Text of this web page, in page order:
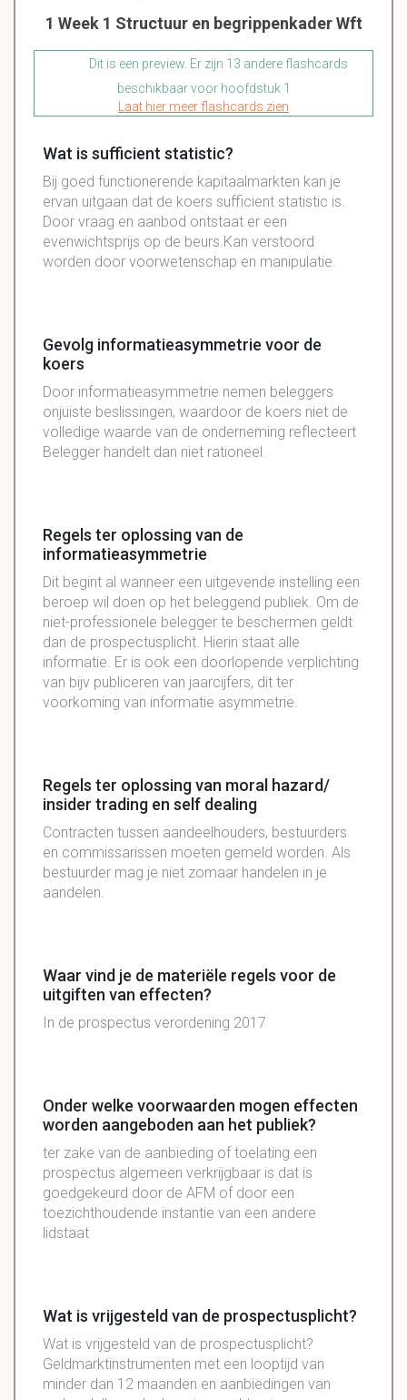
1 Week 1 Structuur en begrippenkader Wft
Dit is een preview. Er zijn 13 andere flashcards
beschikbaar voor hoofdstuk 1
Laat hier meer flashcards zien
Wat is sufficient statistic?
Bij goed functionerende kapitaalmarkten kan je
ervan uitgaan dat de koers sufficient statistic is.
Door vraag en aanbod ontstaat er een
evenwichtsprijs op de beurs.Kan verstoord
worden door voorwetenschap en manipulatie.
Gevolg informatieasymmetrie voor de
koers
Door informatieasymmetrie nemen beleggers
onjuiste beslissingen, waardoor de koers niet de
volledige waarde van de onderneming reflecteert
Belegger handelt dan niet rationeel.
Regels ter oplossing van de
informatieasymmetrie
Dit begint al wanneer een uitgevende instelling een
beroep wil doen op het beleggend publiek. Om de
niet-professionele belegger te beschermen geldt
dan de prospectusplicht. Hierin staat alle
informatie. Er is ook een doorlopende verplichting
van bijv publiceren van jaarcijfers, dit ter
voorkoming van informatie asymmetrie.
Regels ter oplossing van moral hazard/
insider trading en self dealing
Contracten tussen aandeelhouders, bestuurders
en commissarissen moeten gemeld worden. Als
bestuurder mag je niet zomaar handelen in je
aandelen.
Waar vind je de materiële regels voor de
uitgiften van effecten?
In de prospectus verordening 2017
Onder welke voorwaarden mogen effecten
worden aangeboden aan het publiek?
ter zake van de aanbieding of toelating een
prospectus algemeen verkrijgbaar is dat is
goedgekeurd door de AFM of door een
toezichthoudende instantie van een andere
lidstaat
Wat is vrijgesteld van de prospectusplicht?
Wat is vrijgesteld van de prospectusplicht?
Geldmarktinstrumenten met een looptijd van
minder dan 12 maanden en aanbiedingen van